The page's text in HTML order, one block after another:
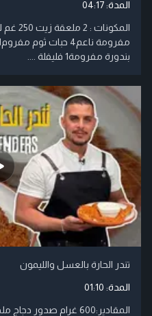
المدة:04:17
بندورة مفرومة1 فليفلة ....
تندر الحارة بالعسل والليمون
المدة: 01:10
المقادير:600 غرام صدور